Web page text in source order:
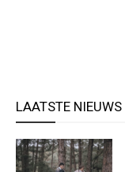
LAATSTE NIEUWS